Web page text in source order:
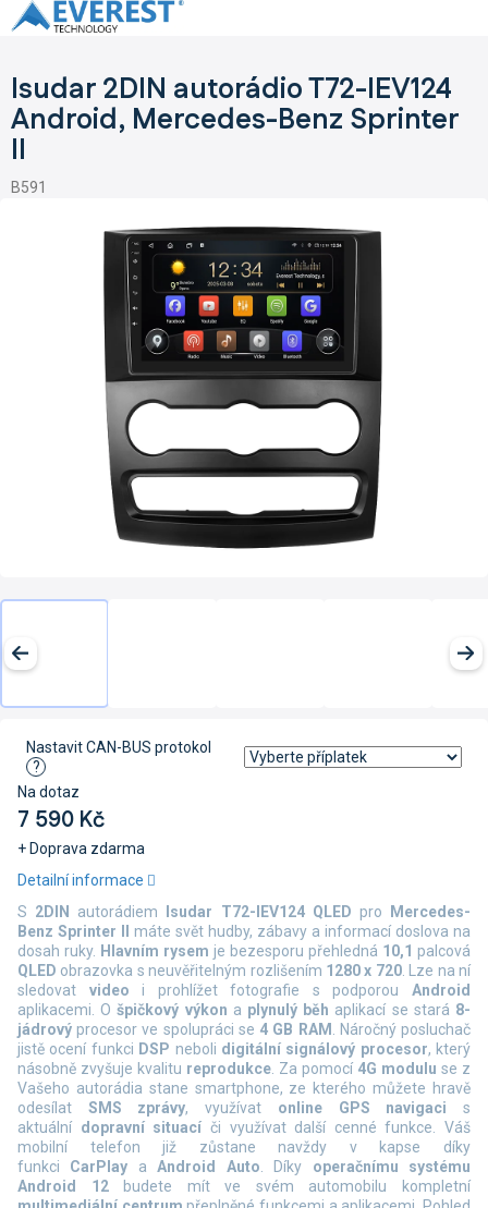
Přejít
na
Isudar 2DIN autorádio T72-IEV124
Android, Mercedes-Benz Sprinter
II
B591
7 590 Kč
+ Doprava zdarma
Měrná
cena:
Na dotaz
Nastavit CAN-BUS protokol
?
S 2DIN autorádiem Isudar T72-IEV124 QLED pro Mercedes-
Benz Sprinter II
máte svět hudby, zábavy a informací doslova na
dosah ruky. Hlavním rysem je bezesporu přehledná 10,1 palcová
QLED obrazovka s neuvěřitelným rozlišením 1280 x 720. Lze na ní
sledovat video i prohlížet fotografie s podporouAndroid
aplikacemi. Ošpičkový výkon a plynulý běh aplikací se stará 8-
jádrový procesor ve spolupráci se 4 GB RAM . Náročný posluchač
jistě ocení funkci DSP neboli digitální signálový procesor, který
násobně zvyšuje kvalitu reprodukce. Za pomocí 4G modulu se z
Vašeho autorádia stane smartphone, ze kterého můžete hravě
odesílat SMS zprávy, využívat online GPS navigaci s
aktuální dopravní situací či využívat další cenné funkce. Váš
mobilní telefon již zůstane navždy v kapse díky
funkci CarPlay a Android Auto. Díky operačnímu systému
Android 12budete mít ve svém automobilu kompletní
Detailní informace